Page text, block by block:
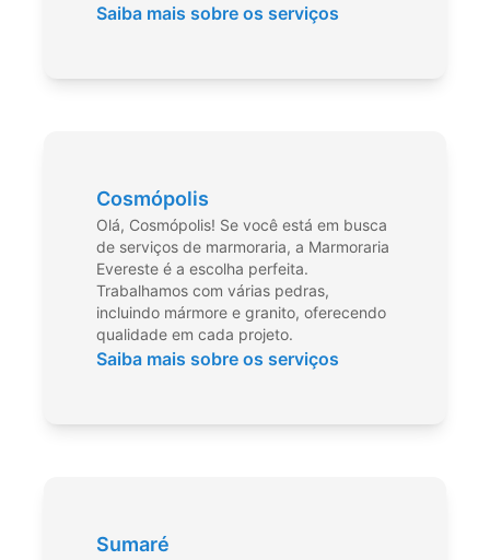
Saiba mais sobre os serviços
Cosmópolis
Olá, Cosmópolis! Se você está em busca
de serviços de marmoraria, a Marmoraria
Evereste é a escolha perfeita.
Trabalhamos com várias pedras,
incluindo mármore e granito, oferecendo
qualidade em cada projeto.
Saiba mais sobre os serviços
Sumaré